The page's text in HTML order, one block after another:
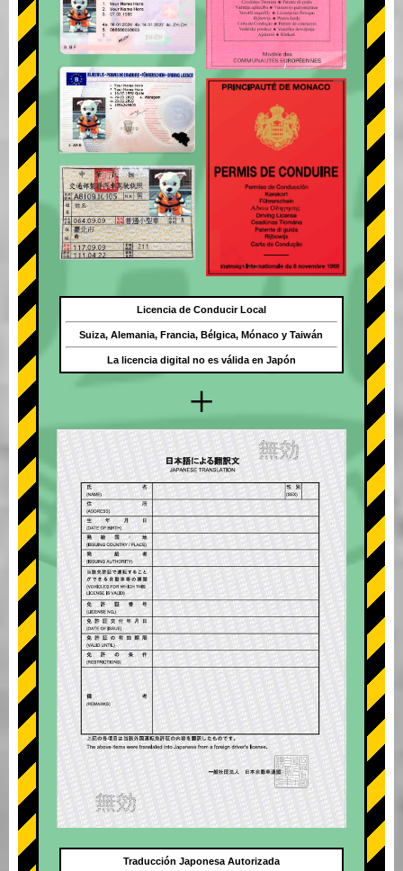
+
Licencia de Conducir Local
Suiza, Alemania, Francia, Bélgica, Mónaco y Taiwán
La licencia digital no es válida en Japón
Traducción Japonesa Autorizada